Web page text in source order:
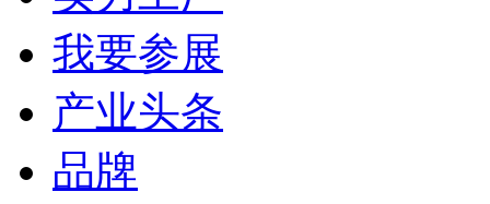
我要参展
产业头条
品牌